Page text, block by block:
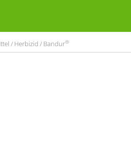
/ Herbizid / Bandur®